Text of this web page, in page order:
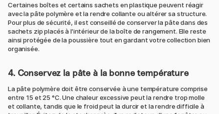
Certaines boîtes et certains sachets en plastique peuvent réagir
avec la pâte polymère et la rendre collante ou altérer sa structure.
Pour plus de sécurité, il est conseillé de conserver la pâte dans des
sachets zip placés à l’intérieur de la boîte de rangement. Elle reste
ainsi protégée de la poussière tout en gardant votre collection bien
organisée.
4. Conservez la pâte à la bonne température
La pâte polymère doit être conservée à une température comprise
entre 15 et 25 °C. Une chaleur excessive peut la rendre trop molle
et collante, tandis que le froid peut la durcir et la rendre difficile à